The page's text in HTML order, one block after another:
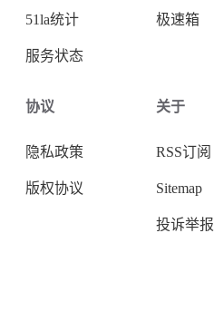
51la统计
服务状态
极速箱
协议
隐私政策
版权协议
关于
RSS订阅
Sitemap
投诉举报